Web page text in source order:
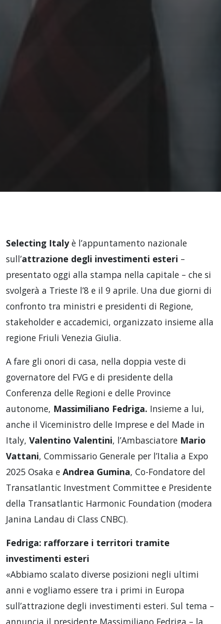
Selecting Italyè l’appuntamento nazionale
sull’attrazione degli investimenti esteri –
presentato oggi alla stampa nella capitale – che si
svolgerà a Trieste l’8 e il 9 aprile. Una due giorni di
confronto tra ministri e presidenti di Regione,
stakeholder e accademici, organizzato insieme alla
regione Friuli Venezia Giulia.
A fare gli onori di casa, nella doppia veste di
governatore del FVG e di presidente della
Conferenza delle Regioni e delle Province
autonome, Massimiliano Fedriga. Insieme a lui,
anche il Viceministro delle Imprese e del Made in
Italy, Valentino Valentini, l’Ambasciatore Mario
Vattani, Commissario Generale per l’Italia a Expo
2025 Osaka e Andrea Gumina, Co-Fondatore del
Transatlantic Investment Committee e Presidente
della Transatlantic Harmonic Foundation (modera
Janina Landau di Class CNBC).
Fedriga: rafforzare i territori tramite
investimenti esteri
«Abbiamo scalato diverse posizioni negli ultimi
anni e vogliamo essere tra i primi in Europa
sull’attrazione degli investimenti esteri. Sul tema –
annuncia il presidente Massimiliano Fedriga – la